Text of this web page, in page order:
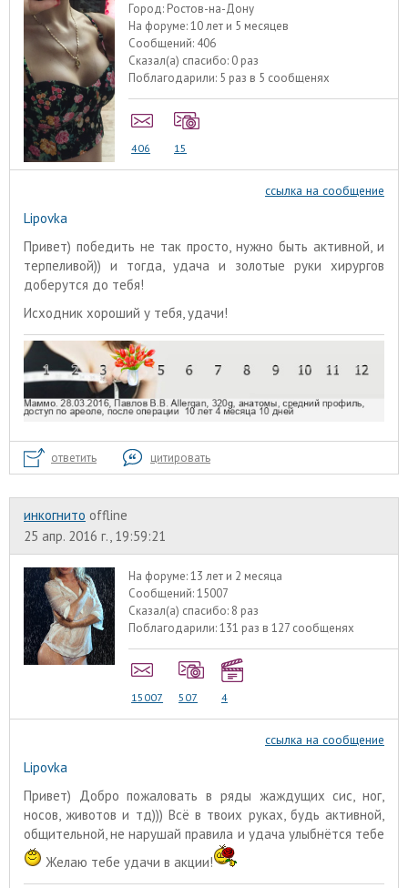
Город: Ростов-на-Дону
На форуме:10 лет и 5 месяцев
Сообщений: 406
Сказал(а) спасибо: 0 раз
Поблагодарили: 5 раз в 5 сообщенях
406 15
ссылка на сообщение
Lipovka
Привет) победить не так просто, нужно быть активной, и
терпеливой)) и тогда, удача и золотые руки хирургов
доберутся до тебя!
Исходник хороший у тебя, удачи!
ответить цитировать
инкогнито offline
25 апр. 2016 г., 19:59:21
На форуме:13 лет и 2 месяца
Сообщений:15007
Сказал(а) спасибо: 8 раз
Поблагодарили:131 раз в 127 сообщенях
15007 507 4
ссылка на сообщение
Lipovka
Привет) Добро пожаловать в ряды жаждущих сис, ног,
носов, животов и тд))) Всё в твоих руках, будь активной,
общительной, не нарушай правила и удача улыбнётся тебе
Желаю тебе удачи в акции!